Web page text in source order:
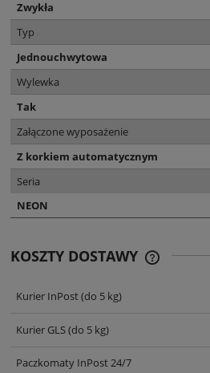
Zwykła
Typ
Jednouchwytowa
Wylewka
Tak
Załączone wyposażenie
Z korkiem automatycznym
Seria
NEON
KOSZTY DOSTAWY
Kurier InPost(do 5 kg)
Kurier GLS(do 5 kg)
Paczkomaty InPost 24/7